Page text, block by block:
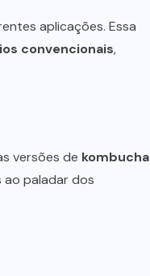
aplicações. Essa
convencionais,
versões de kombucha
ao paladar dos